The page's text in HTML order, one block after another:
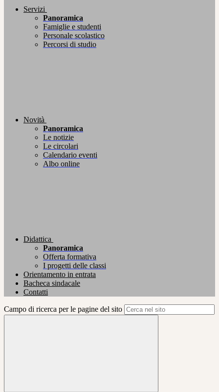
Servizi
Panoramica
Famiglie e studenti
Personale scolastico
Percorsi di studio
Novità
Panoramica
Le notizie
Le circolari
Calendario eventi
Albo online
Didattica
Panoramica
Offerta formativa
I progetti delle classi
Orientamento in entrata
Bacheca sindacale
Contatti
Campo di ricerca per le pagine del sito